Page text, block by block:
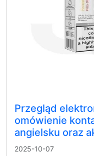
Przegląd
omówienie
angielsku oraz
2025-10-07